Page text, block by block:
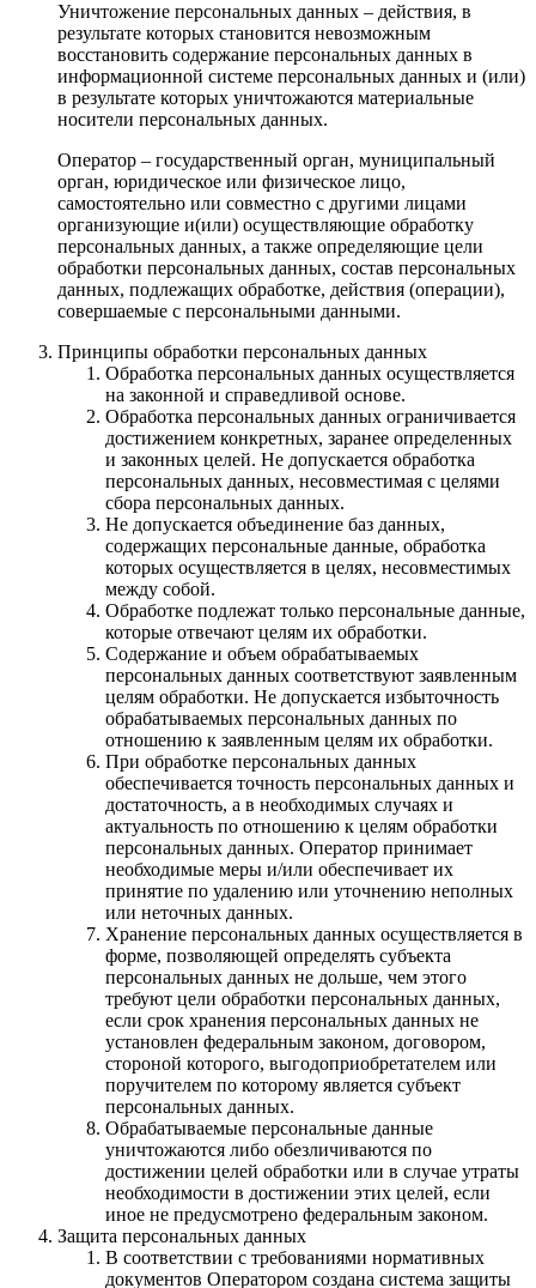
Уничтожение персональных данных – действия, в
результате которых становится невозможным
восстановить содержание персональных данных в
информационной системе персональных данных и (или)
в результате которых уничтожаются материальные
носители персональных данных.
Оператор – государственный орган, муниципальный
орган, юридическое или физическое лицо,
самостоятельно или совместно с другими лицами
организующие и(или) осуществляющие обработку
персональных данных, а также определяющие цели
обработки персональных данных, состав персональных
данных, подлежащих обработке, действия (операции),
совершаемые с персональными данными.
Принципы обработки персональных данных
Обработка персональных данных осуществляется
на законной и справедливой основе.
Обработка персональных данных ограничивается
достижением конкретных, заранее определенных
и законных целей. Не допускается обработка
персональных данных, несовместимая с целями
сбора персональных данных.
Не допускается объединение баз данных,
содержащих персональные данные, обработка
которых осуществляется в целях, несовместимых
между собой.
Обработке подлежат только персональные данные,
которые отвечают целям их обработки.
Содержание и объем обрабатываемых
персональных данных соответствуют заявленным
целям обработки. Не допускается избыточность
обрабатываемых персональных данных по
отношению к заявленным целям их обработки.
При обработке персональных данных
обеспечивается точность персональных данных и
достаточность, а в необходимых случаях и
актуальность по отношению к целям обработки
персональных данных. Оператор принимает
необходимые меры и/или обеспечивает их
принятие по удалению или уточнению неполных
или неточных данных.
Хранение персональных данных осуществляется в
форме, позволяющей определять субъекта
персональных данных не дольше, чем этого
требуют цели обработки персональных данных,
если срок хранения персональных данных не
установлен федеральным законом, договором,
стороной которого, выгодоприобретателем или
поручителем по которому является субъект
персональных данных.
Обрабатываемые персональные данные
уничтожаются либо обезличиваются по
достижении целей обработки или в случае утраты
необходимости в достижении этих целей, если
иное не предусмотрено федеральным законом.
Защита персональных данных
В соответствии с требованиями нормативных
документов Оператором создана система защиты